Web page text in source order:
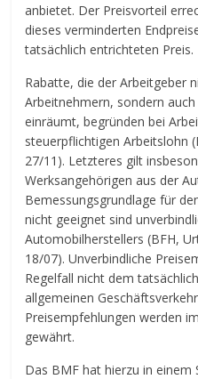
anbietet. Der Preisvorteil
dieses verminderten
tatsächlich entrichteten Preis.
Rabatte, die der Arbeitgeber
Arbeitnehmern, sondern
einräumt, begründen bei
steuerpflichtigen Arbeitslohn
27/11). Letzteres gilt
Werksangehörigen aus der
Bemessungsgrundlage für
nicht geeignet sind
Automobilherstellers (BFH,
18/07). Unverbindliche
Regelfall nicht dem
allgemeinen
Preisempfehlungen werden
gewährt.
Das BMF hat hierzu in einem